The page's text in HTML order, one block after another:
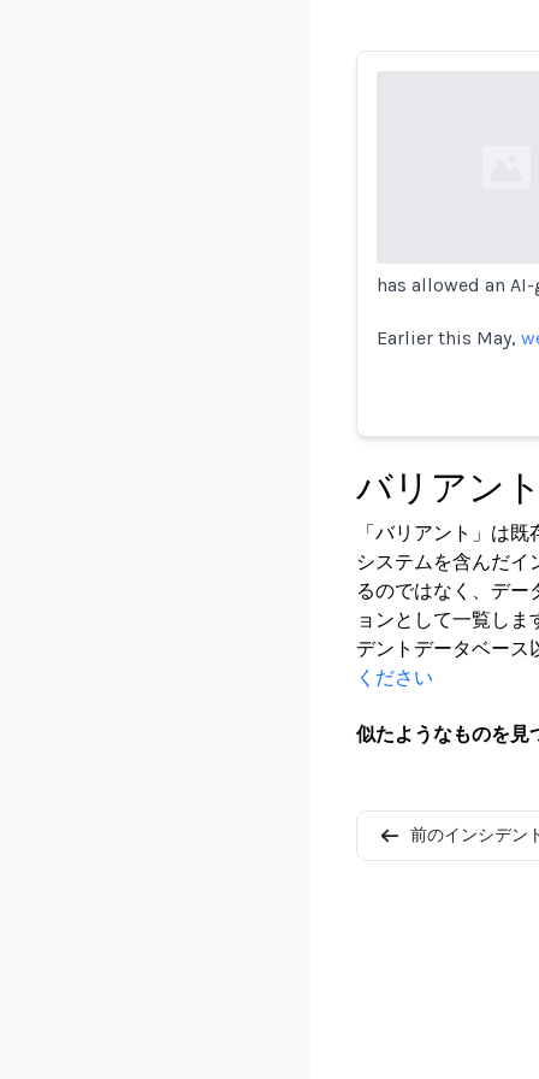
has allowed an
Earlier this May,
バリアント
「バリアント」は
システムを含んだイ
るのではなく、デー
ョンとして一覧し
デントデータベース
ください
似たようなものを見
前のインシデン